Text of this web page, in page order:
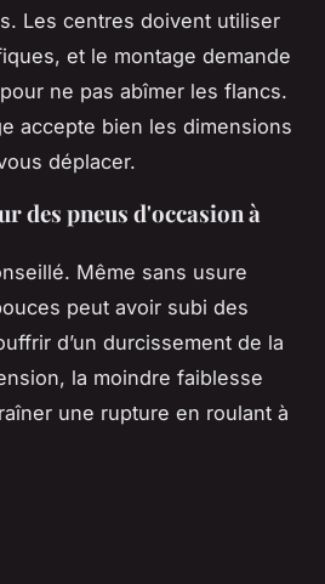
Les centres doivent utiliser
et le montage demande
ne pas abîmer les flancs.
accepte bien les dimensions
déplacer.
des pneus d'occasion à
Même sans usure
peut avoir subi des
d’un durcissement de la
la moindre faiblesse
une rupture en roulant à